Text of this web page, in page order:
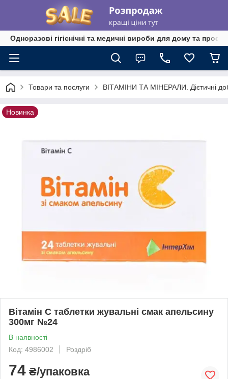
Одноразові гігієнічні та медичні вироби для дому та
Товари та послуги ВІТАМІНИ ТА МІНЕРАЛИ. Дієтичні
Новинка
Вітамін С таблетки жувальні смак апельсину
300мг №24
В наявності
Код: 4986002
Роздріб
74 ₴/упаковка